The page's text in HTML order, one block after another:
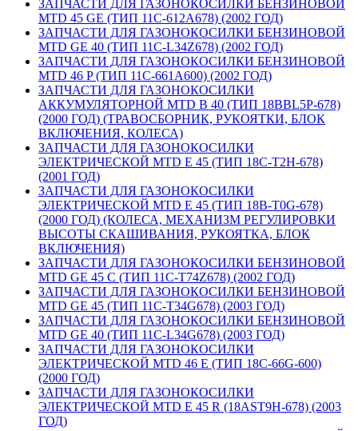
ЗАПЧАСТИ ДЛЯ ГАЗОНОКОСИЛКИ БЕНЗИНОВОЙ
MTD 45 GE (ТИП 11C-612A678) (2002 ГОД)
ЗАПЧАСТИ ДЛЯ ГАЗОНОКОСИЛКИ БЕНЗИНОВОЙ
MTD GE 40 (ТИП 11C-L34Z678) (2002 ГОД)
ЗАПЧАСТИ ДЛЯ ГАЗОНОКОСИЛКИ БЕНЗИНОВОЙ
MTD 46 P (ТИП 11C-661A600) (2002 ГОД)
ЗАПЧАСТИ ДЛЯ ГАЗОНОКОСИЛКИ
АККУМУЛЯТОРНОЙ MTD B 40 (ТИП 18BBL5P-678)
(2000 ГОД) (ТРАВОСБОРНИК, РУКОЯТКИ, БЛОК
ВКЛЮЧЕНИЯ, КОЛЕСА)
ЗАПЧАСТИ ДЛЯ ГАЗОНОКОСИЛКИ
ЭЛЕКТРИЧЕСКОЙ MTD E 45 (ТИП 18C-T2H-678)
(2001 ГОД)
ЗАПЧАСТИ ДЛЯ ГАЗОНОКОСИЛКИ
ЭЛЕКТРИЧЕСКОЙ MTD E 45 (ТИП 18B-T0G-678)
(2000 ГОД) (КОЛЕСА, МЕХАНИЗМ РЕГУЛИРОВКИ
ВЫСОТЫ СКАШИВАНИЯ, РУКОЯТКА, БЛОК
ВКЛЮЧЕНИЯ)
ЗАПЧАСТИ ДЛЯ ГАЗОНОКОСИЛКИ БЕНЗИНОВОЙ
MTD GE 45 C (ТИП 11C-T74Z678) (2002 ГОД)
ЗАПЧАСТИ ДЛЯ ГАЗОНОКОСИЛКИ БЕНЗИНОВОЙ
MTD GE 45 (ТИП 11C-T34G678) (2003 ГОД)
ЗАПЧАСТИ ДЛЯ ГАЗОНОКОСИЛКИ БЕНЗИНОВОЙ
MTD GE 40 (ТИП 11C-L34G678) (2003 ГОД)
ЗАПЧАСТИ ДЛЯ ГАЗОНОКОСИЛКИ
ЭЛЕКТРИЧЕСКОЙ MTD 46 E (ТИП 18C-66G-600)
(2000 ГОД)
ЗАПЧАСТИ ДЛЯ ГАЗОНОКОСИЛКИ
ЭЛЕКТРИЧЕСКОЙ MTD E 45 R (18AST9H-678) (2003
ГОД)